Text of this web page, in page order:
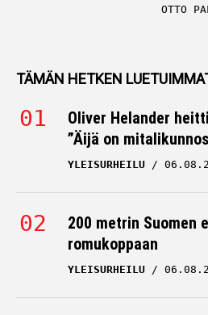
OTTO
TÄMÄN HETKEN
Oliver Helander
”Äijä on
YLEISURHEILU
200 metrin Suomen
romukoppaan
YLEISURHEILU